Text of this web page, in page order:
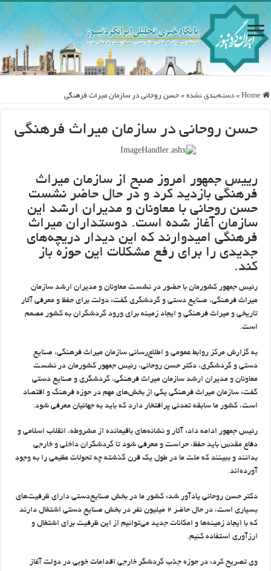
Home
» دسته‌بندی نشده » حسن روحانی در سازمان میراث فرهنگی
حسن روحانی در سازمان میراث فرهنگی
رییس جمهور امروز صبح از سازمان میراث
فرهنگی بازدید کرد و در حال حاضر نشست
حسن روحانی با معاونان و مدیران ارشد این
سازمان آغاز شده است. دوستداران میراث
فرهنگی امیدوارند که این دیدار دریچه‌های
جدیدی را برای رفع مشکلات این حوزه باز
کند.
رئیس جمهور کشورمان با حضور در نشست معاونان و مدیران ارشد سازمان
میراث فرهنگی، صنایع دستی و گردشگری گفت: دولت برای حفظ و معرفی آثار
تاریخی و میراث فرهنگی و ایجاد زمینه برای ورود گردشگران به کشور مصمم
است.
به گزارش مرکز روابط عمومی و اطلاع‌رسانی سازمان میراث فرهنگی، صنایع
دستی و گردشگری، دکتر حسن روحانی، رئیس جمهور کشورمان در نشست
معاونان و مدیران ارشد سازمان میراث فرهنگی، گردشگری و صنایع دستی
گفت: سازمان میراث فرهنگی یکی از بخش‌های مهم در حوزه فرهنگ و اقتصاد
است، کشور ما سابقه تمدنی پرافتخار دارد که باید به جهانیان معرفی شود.
رئیس جمهور ادامه داد: آثار و نشانه‌های باقیمانده از مشروطه، انقلاب اسلامی و
دفاع مقدس باید حفظ، حراست و معرفی شود تا گردشگران داخلی و خارجی
بدانند و ببینند که ملت ما در طول یک قرن گذشته چه تحولات عظیمی را به وجود
آورده‌اند.
دکتر حسن روحانی یادآور شد: کشور ما در بخش صنایع‌دستی دارای ظرفیت‌های
بسیاری است، در حال حاضر ۲ میلیون نفر در بخش صنایع دستی اشتغال دارند
که با ایجاد زمینه‌ها و امکانات جدید می‌توانیم از این ظرفیت برای اشتغال و
ارزآوری استفاده کنیم.
وی تصریح کرد: در حوزه جذب گردشگر خارجی اقدامات خوبی در دولت آغاز